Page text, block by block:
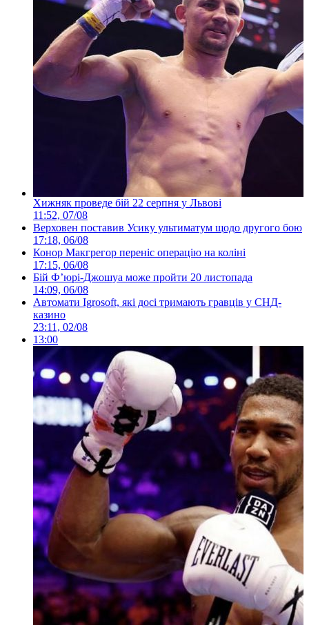
Хижняк проведе бій 22 серпня у Львові
11:52, 07/08
Верховен поставив Усику ультиматум щодо другого бою
17:18, 06/08
Конор Макгрегор переніс операцію на коліні
17:15, 06/08
Бій Ф’юрі-Джошуа може пройти 20 листопада
14:09, 06/08
Автомати Igrosoft, які досі тримають гравців у СНД-
казино
23:11, 02/08
13:00